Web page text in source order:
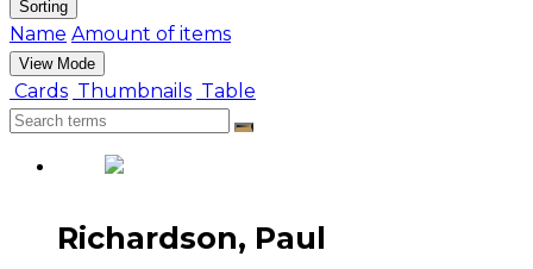
Sorting
Name Amount of items
View Mode
Cards Thumbnails Table
Richardson, Paul